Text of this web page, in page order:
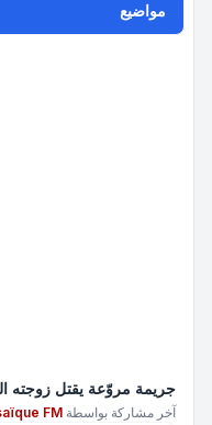
مواضيع
جريمة مروّعة يقتل زوجته
آخر مشاركة بواسطة FM